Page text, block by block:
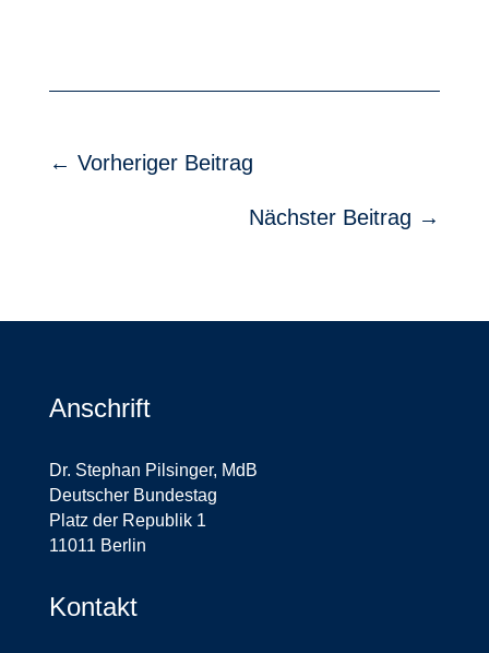
← Vorheriger Beitrag
Nächster Beitrag →
Anschrift
Dr. Stephan Pilsinger, MdB
Deutscher Bundestag
Platz der Republik 1
11011 Berlin
Kontakt